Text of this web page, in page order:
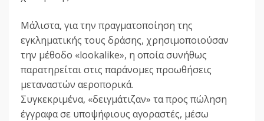
Μάλιστα, για την πραγματοποίηση της
εγκληματικής τους δράσης, χρησιμοποιούσαν
την μέθοδο «lookalike», η οποία συνήθως
παρατηρείται στις παράνομες προωθήσεις
μεταναστών αεροπορικά.
Συγκεκριμένα, «δειγμάτιζαν» τα προς πώληση
έγγραφα σε υποψήφιους αγοραστές, μέσω